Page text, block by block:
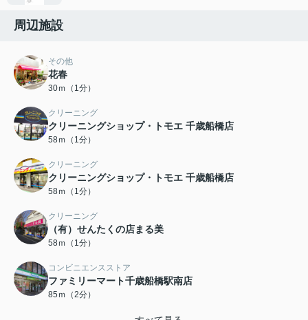
周辺施設
その他
花春
30ｍ（1分）
クリーニング
クリーニングショップ・トモエ 千歳船橋店
58ｍ（1分）
クリーニング
クリーニングショップ・トモエ 千歳船橋店
58ｍ（1分）
クリーニング
（有）せんたくの店まる美
58ｍ（1分）
コンビニエンスストア
ファミリーマート千歳船橋駅南店
85ｍ（2分）